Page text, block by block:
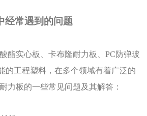
经常遇到的问题
酯实心板、卡布隆耐力板、PC防弹玻
的工程塑料，在多个领域有着广泛的
力板的一些常见问题及其解答：